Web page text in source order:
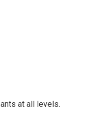
at all levels.